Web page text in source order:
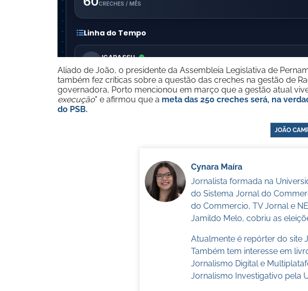
Aliado de João, o presidente da Assembleia Legislativa de
também fez críticas sobre a questão das creches na gestão de
governadora, Porto mencionou em março que a gestão atual
execução" e afirmou que a meta das 250 creches será, na
do PSB.
JOÃO
Cynara Maíra
Jornalista formada na
do Sistema Jornal do
do Commercio, TV Jornal e
Jamildo Melo, cobriu as
Atualmente é repórter do site
Também tem interesse em
Jornalismo Digital e
Jornalismo Investigativo pela